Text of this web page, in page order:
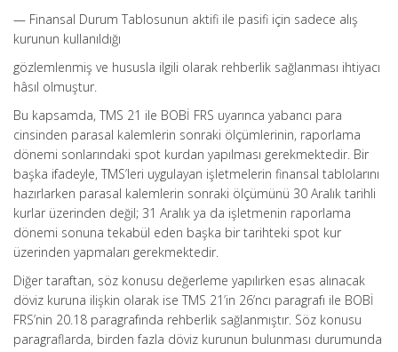
— Finansal Durum Tablosunun aktifi ile pasifi için sadece alış
kurunun kullanıldığı
gözlemlenmiş ve hususla ilgili olarak rehberlik sağlanması ihtiyacı
hâsıl olmuştur.
Bu kapsamda, TMS 21 ile BOBİ FRS uyarınca yabancı para
cinsinden parasal kalemlerin sonraki ölçümlerinin, raporlama
dönemi sonlarındaki spot kurdan yapılması gerekmektedir. Bir
başka ifadeyle, TMS’leri uygulayan işletmelerin finansal tablolarını
hazırlarken parasal kalemlerin sonraki ölçümünü 30 Aralık tarihli
kurlar üzerinden değil; 31 Aralık ya da işletmenin raporlama
dönemi sonuna tekabül eden başka bir tarihteki spot kur
üzerinden yapmaları gerekmektedir.
Diğer taraftan, söz konusu değerleme yapılırken esas alınacak
döviz kuruna ilişkin olarak ise TMS 21’in 26’ncı paragrafı ile BOBİ
FRS’nin 20.18 paragrafında rehberlik sağlanmıştır. Söz konusu
paragraflarda, birden fazla döviz kurunun bulunması durumunda